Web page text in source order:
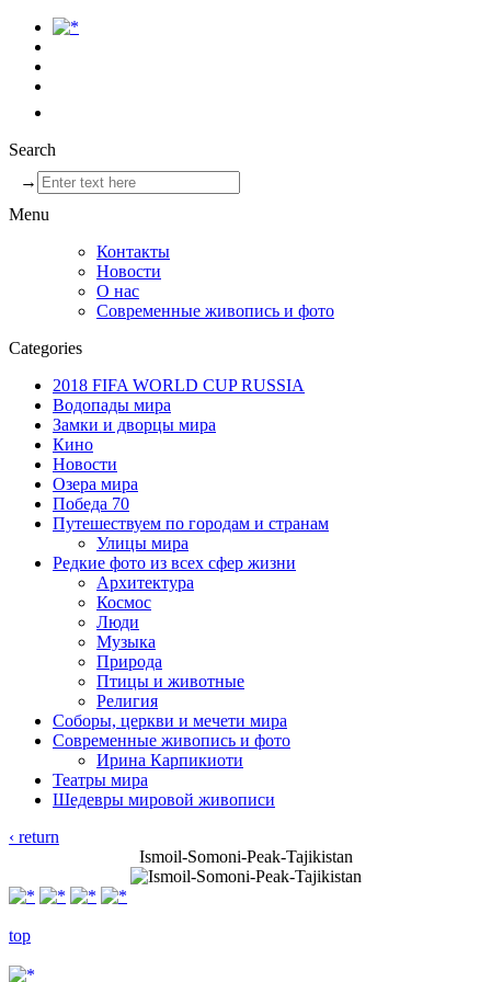
Search
→
Menu
Контакты
Новости
О нас
Современные живопись и фото
Categories
2018 FIFA WORLD CUP RUSSIA
Водопады мира
Замки и дворцы мира
Кино
Новости
Озера мира
Победа 70
Путешествуем по городам и странам
Улицы мира
Редкие фото из всех сфер жизни
Архитектура
Космос
Люди
Музыка
Природа
Птицы и животные
Религия
Соборы, церкви и мечети мира
Современные живопись и фото
Ирина Карпикиоти
Театры мира
Шедевры мировой живописи
‹ return
Ismoil-Somoni-Peak-Tajikistan
top